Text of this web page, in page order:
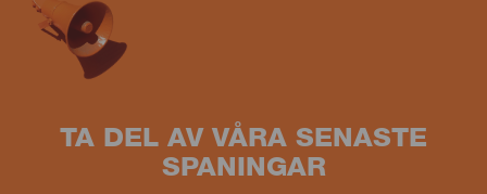
TA DEL AV VÅRA SENASTE
SPANINGAR